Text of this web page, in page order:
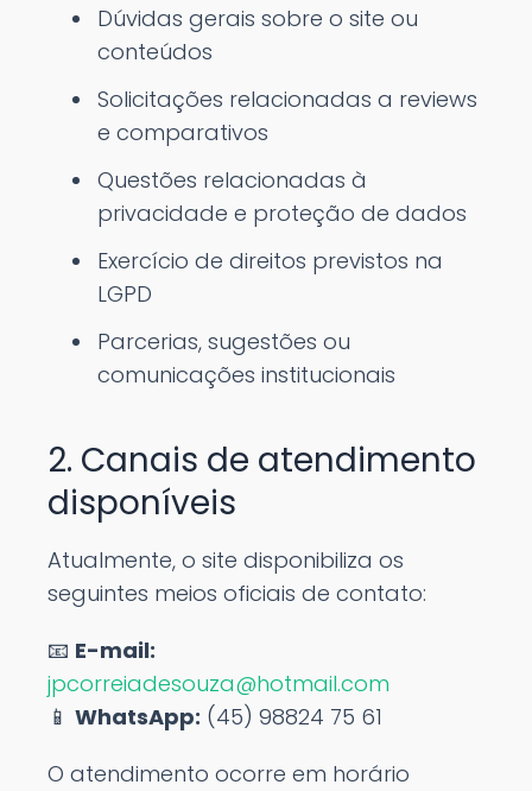
Dúvidas gerais sobre o site ou
conteúdos
Solicitações relacionadas a reviews
e comparativos
Questões relacionadas à
privacidade e proteção de dados
Exercício de direitos previstos na
LGPD
Parcerias, sugestões ou
comunicações institucionais
2. Canais de atendimento
disponíveis
Atualmente, o site disponibiliza os
seguintes meios oficiais de contato:
📧 E-mail:
jpcorreiadesouza@hotmail.com
📱 WhatsApp: (45) 98824 75 61
O atendimento ocorre em horário